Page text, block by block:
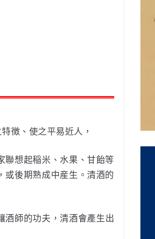
徴、使之平易近人，
聯想起稲米、水果、甘飴等
或後期熟成中産生。清酒的
酒師的功夫，清酒會產生出